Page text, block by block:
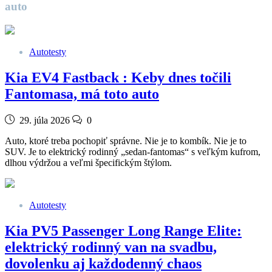
auto
Autotesty
Kia EV4 Fastback : Keby dnes točili
Fantomasa, má toto auto
29. júla 2026
0
Auto, ktoré treba pochopiť správne. Nie je to kombík. Nie je to
SUV. Je to elektrický rodinný „sedan-fantomas“ s veľkým kufrom,
dlhou výdržou a veľmi špecifickým štýlom.
Autotesty
Kia PV5 Passenger Long Range Elite:
elektrický rodinný van na svadbu,
dovolenku aj každodenný chaos